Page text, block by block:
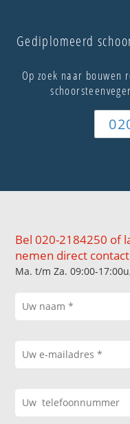
Gediplomeerd
Op zoek naar bouwen
Bel 020-2184250 of
nemen direct
Ma. t/m Za. 09:00-